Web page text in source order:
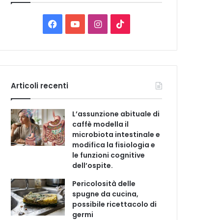
o
e
c
e
b
o
o
u
u
b
e
I
s
a
g
r
a
m
k
o
k
Articoli recenti
L’assunzione abituale di
caffè modella il
microbiota intestinale e
modifica la fisiologia e
le funzioni cognitive
dell’ospite.
Pericolosità delle
spugne da cucina,
possibile ricettacolo di
germi